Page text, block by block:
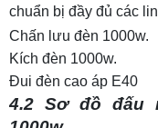
chuẩn bị đầy đủ các
Chấn lưu đèn 1000w.
Kích đèn 1000w.
Đui đèn cao áp E40
4.2 Sơ đồ đấu